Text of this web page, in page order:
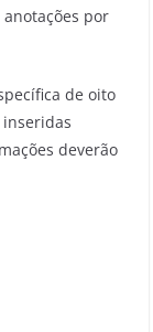
por
de oito
deverão